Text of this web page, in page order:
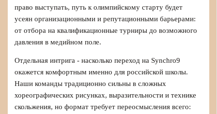
право выступать, путь к олимпийскому старту будет
усеян организационными и репутационными барьерами:
от отбора на квалификационные турниры до возможного
давления в медийном поле.
Отдельная интрига - насколько переход на Synchro9
окажется комфортным именно для российской школы.
Наши команды традиционно сильны в сложных
хореографических рисунках, выразительности и технике
скольжения, но формат требует переосмысления всего: